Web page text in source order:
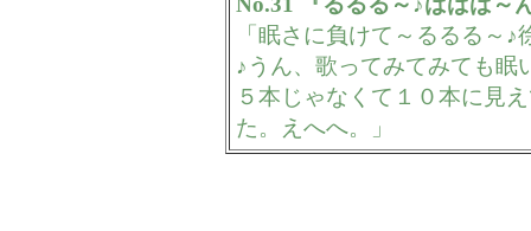
「眠さに負けて～るるる～
♪うん、歌ってみてみても眠
５本じゃなくて１０本に見
た。えへへ。」